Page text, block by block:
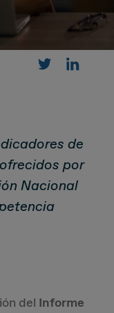
de
por
Nacional
del Informe